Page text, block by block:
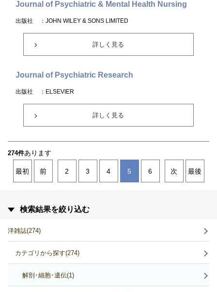
Journal of Psychiatric & Mental Health Nursing
出版社 ：JOHN WILEY & SONS LIMITED
詳しく見る
Journal of Psychiatric Research
出版社 ：ELSEVIER
詳しく見る
274件あります
最初 前 2 3 4 5 6 次 最後
検索結果を絞り込む
洋雑誌(274)
カテゴリから探す(274)
解剖･細胞･遺伝(1)